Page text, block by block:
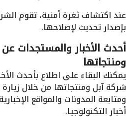
عند اكتشاف ثغرة أمنية، تقوم
بإصدار تحديث لإصلاحها.
أحدث الأخبار والمستجدات
ومنتجاتها
يمكنك البقاء على اطلاع بأحدث
شركة آبل ومنتجاتها من خلال
ومتابعة المدونات والمواقع
أخبار التكنولوجيا.